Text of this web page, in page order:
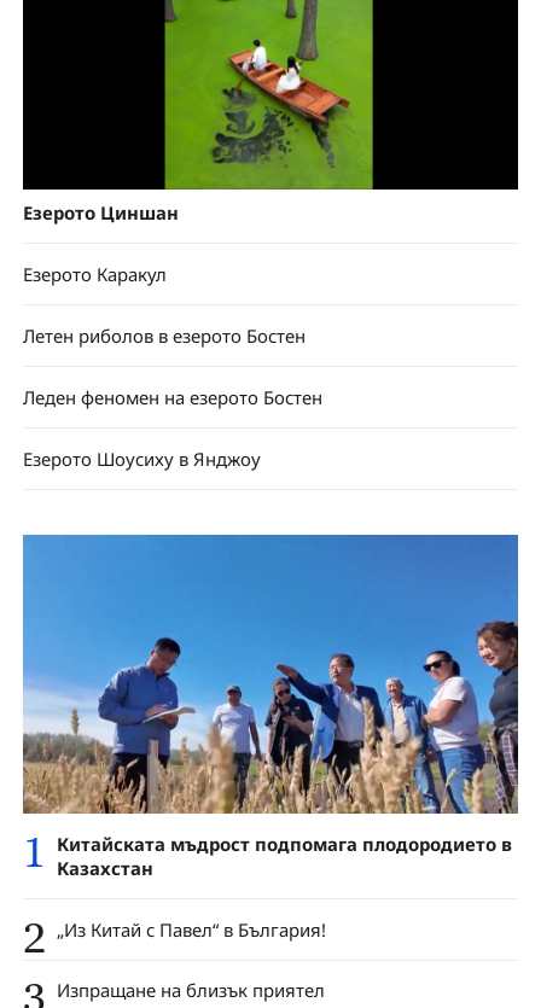
Езерото Циншан
Езерото Каракул
Летен риболов в езерото Бостен
Леден феномен на езерото Бостен
Езерото Шоусиху в Янджоу
1
Китайската мъдрост подпомага плодородието в
Казахстан
2 „Из Китай с Павел“ в България!
3 Изпращане на близък приятел